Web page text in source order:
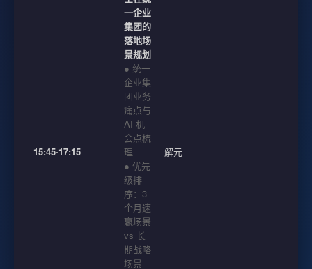
15:45-17:15
一企业
集团的
落地场
景规划
● 统一
企业集
团业务
痛点与
AI 机
会点梳
理
● 优先
级排
序：3
个月速
赢场景
vs 长
期战略
场景
解元